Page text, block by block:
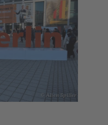
© Alien Spiller